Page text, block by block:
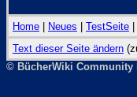
Home Neues TestSeite
Text dieser Seite ändern
© BücherWiki